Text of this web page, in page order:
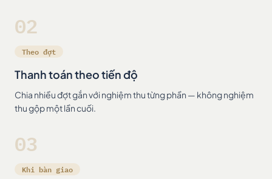
02
Theo đợt
Thanh toán theo tiến độ
Chia nhiều đợt gắn với nghiệm thu từng phần — không nghiệm
thu gộp một lần cuối.
03
Khi bàn giao